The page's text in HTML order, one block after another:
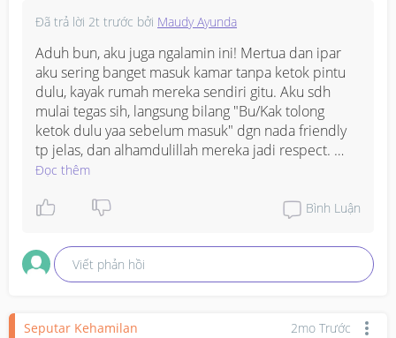
Đã trả lời 2t trước bởi Maudy Ayunda
Aduh bun, aku juga ngalamin ini! Mertua dan ipar
aku sering banget masuk kamar tanpa ketok pintu
dulu, kayak rumah mereka sendiri gitu. Aku sdh
mulai tegas sih, langsung bilang "Bu/Kak tolong
ketok dulu yaa sebelum masuk" dgn nada friendly
tp jelas, dan alhamdulillah mereka jadi respect.
Mungkin coba atur boundary bareng suami dulu,
importante buat kamu, biasanya lebih efektif dari
bun. Emang kesel bgt klo gitu, tp percaya deh lama-
lama akan berubah klo konsisten!
Đọc thêm
Bình Luận
Viết phản hồi
Seputar Kehamilan 2mo Trước